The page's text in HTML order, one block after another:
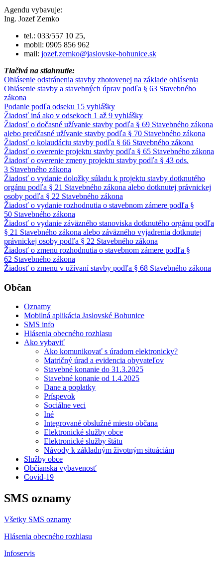
Agendu vybavuje:
Ing. Jozef Zemko
tel.: 033/557 10 25,
mobil: 0905 856 962
mail: jozef.zemko@jaslovske-bohunice.sk
Tlačivá na stiahnutie:
Ohlásenie odstránenia stavby zhotovenej na základe ohlásenia
Ohlásenie stavby a stavebných úprav podľa § 63 Stavebného
zákona
Podanie podľa odseku 15 vyhlášky
Žiadosť iná ako v odsekoch 1 až 9 vyhlášky
Žiadosť o dočasné užívanie stavby podľa § 69 Stavebného zákona
alebo predčasné užívanie stavby podľa § 70 Stavebného zákona
Žiadosť o kolaudáciu stavby podľa § 66 Stavebného zákona
Žiadosť o overenie projektu stavby podľa § 65 Stavebného zákona
Žiadosť o overenie zmeny projektu stavby podľa § 43 ods.
3 Stavebného zákona
Žiadosť o vydanie doložky súladu k projektu stavby dotknutého
orgánu podľa § 21 Stavebného zákona alebo dotknutej právnickej
osoby podľa § 22 Stavebného zákona
Žiadosť o vydanie rozhodnutia o stavebnom zámere podľa §
50 Stavebného zákona
Žiadosť o vydanie záväzného stanoviska dotknutého orgánu podľa
§ 21 Stavebného zákona alebo záväzného vyjadrenia dotknutej
právnickej osoby podľa § 22 Stavebného zákona
Žiadosť o zmenu rozhodnutia o stavebnom zámere podľa §
62 Stavebného zákona
Žiadosť o zmenu v užívaní stavby podľa § 68 Stavebného zákona
Občan
Oznamy
Mobilná aplikácia Jaslovské Bohunice
SMS info
Hlásenia obecného rozhlasu
Ako vybaviť
Ako komunikovať s úradom elektronicky?
Matričný úrad a evidencia obyvateľov
Stavebné konanie do 31.3.2025
Stavebné konanie od 1.4.2025
Dane a poplatky
Príspevok
Sociálne veci
Iné
Integrované obslužné miesto občana
Elektronické služby obce
Elektronické služby štátu
Návody k základným životným situáciám
Služby obce
Občianska vybavenosť
Covid-19
SMS oznamy
Všetky SMS oznamy
Hlásenia obecného rozhlasu
Infoservis